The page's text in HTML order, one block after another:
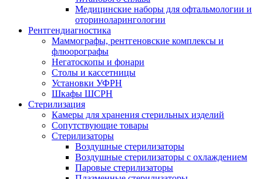
Медицинские наборы для офтальмологии и
оториноларингологии
Рентгендиагностика
Маммографы, рентгеновские комплексы и
флюорографы
Негатоскопы и фонари
Столы и кассетницы
Установки УФРН
Шкафы ШСРН
Стерилизация
Камеры для хранения стерильных изделий
Сопутствующие товары
Стерилизаторы
Воздушные стерилизаторы
Воздушные стерилизаторы с охлаждением
Паровые стерилизаторы